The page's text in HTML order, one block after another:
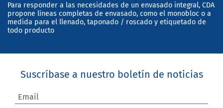
Para responder a las necesidades de un envasado integral, CDA
propone líneas completas de envasado, como el monobloc o a
medida para el llenado, taponado / roscado y etiquetado de
todo producto
Suscríbase a nuestro boletín de noticias
Email